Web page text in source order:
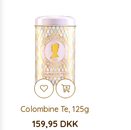
Colombine Te, 125g
159,95 DKK